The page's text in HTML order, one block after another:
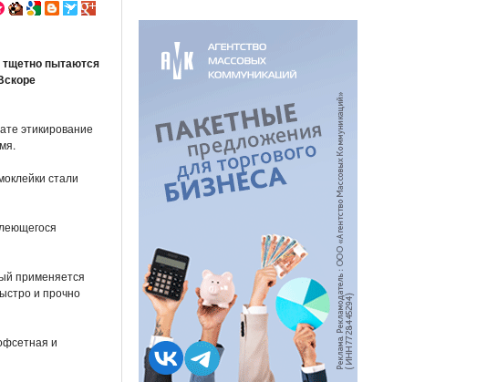
тщетно пытаются
этикирование
стали
применяется
и прочно
и